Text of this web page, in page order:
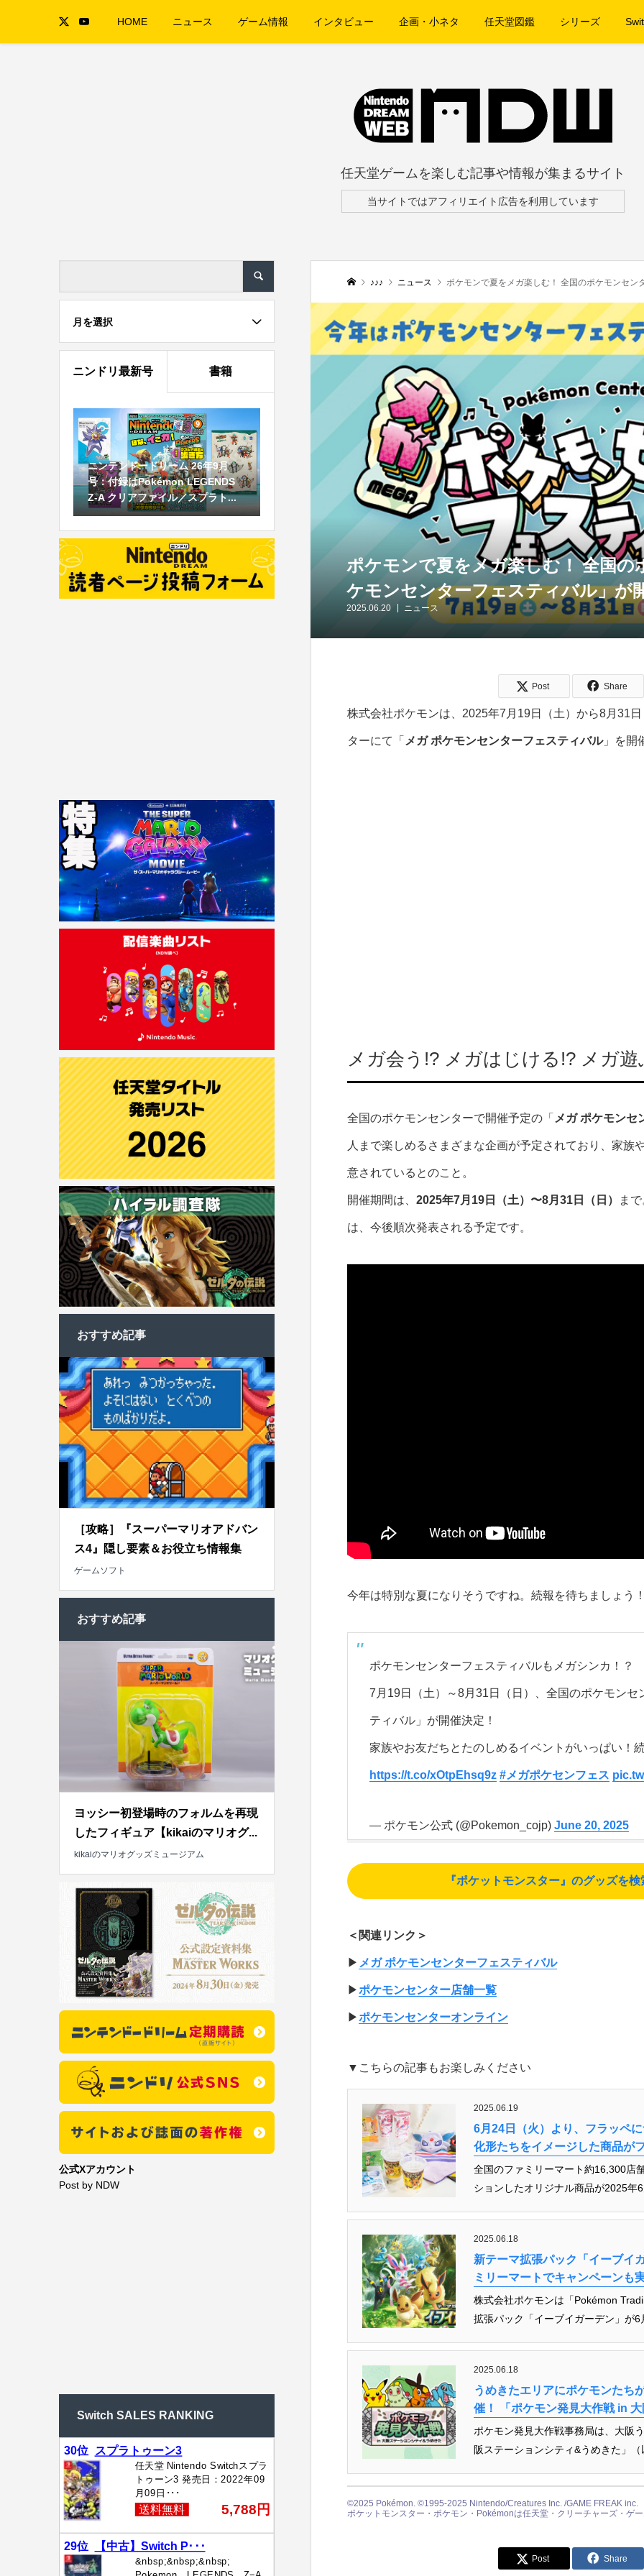
HOME ニュース ゲーム情報 インタビュー 企画・小ネタ 任天堂図鑑 シリーズ
任天堂ゲームを楽しむ記事や情報が集まるサイト
当サイトではアフィリエイト広告を利用しています
♪♪♪ ニュース ポケモンで夏をメガ楽しむ！ 全国のポケモンセン
ポケモンで夏をメガ楽しむ！ 全国
ケモンセンターフェスティバル」が
2025.06.20 ニュース
Post Share
株式会社ポケモンは、2025年7月19日（土）から8月31
ターにて「 メガ ポケモンセンターフェスティバル」を開
メガ会う!? メガはじける!? メガ
全国のポケモンセンターで開催予定の「 メガ ポケモンセ
人まで楽しめるさまざまな企画が予定されており、家族
意されているとのこと。
開催期間は、 2025年7月19日（土）〜8月31日（日） ま
は、今後順次発表される予定です。
今年は特別な夏になりそうですね。続報を待ちましょう
ポケモンセンターフェスティバルもメガシンカ！？
7月19日（土）～8月31日（日）、全国のポケモン
ティバル」が開催決定！
家族やお友だちとたのしめるイベントがいっぱい！
https://t.co/xOtpEhsq9z #メガポケセンフェス
— ポケモン公式 (@Pokemon_cojp) June 20, 2025
『ポケットモンスター』のグッズを
＜関連リンク＞
▶︎ メガ ポケモンセンターフェスティバル
▶︎ポケモンセンター店舗一覧
▶︎ポケモンセンターオンライン
▼こちらの記事もお楽しみください
2025.06.19
6月24日（火）より、フラッペ
化形たちをイメージした商品が
全国のファミリーマート約16,300店
ションしたオリジナル商品が2025年
2025.06.18
新テーマ拡張パック「イーブイ
ミリーマートでキャンペーン
株式会社ポケモンは「Pokémon
拡張パック「イーブイガーデン」が
2025.06.18
うめきたエリアにポケモンたち
催！ 「ポケモン発見大作戦 in
ポケモン発見大作戦事務局は、大阪
阪ステーションシティ&うめきた」
©2025 Pokémon. ©1995-2025 Nintendo/Creatures Inc. /GAME FREAK inc.
ポケットモンスター・ポケモン・Pokémonは任天堂・クリーチャーズ・ゲ
Post Share
月を選択
ニンドリ最新号 書籍
ニンテンドードリーム 26年9月
号：付録はPokémon LEGENDS
Z-A クリアファイル／スプラト...
おすすめ記事
［攻略］『スーパーマリオアドバン
ス4』隠し要素＆お役立ち情報集
ゲームソフト
おすすめ記事
ヨッシー初登場時のフォルムを再現
したフィギュア【kikaiのマリオグ...
kikaiのマリオグッズミュージアム
公式Xアカウント
Post by NDW
Switch SALES RANKING